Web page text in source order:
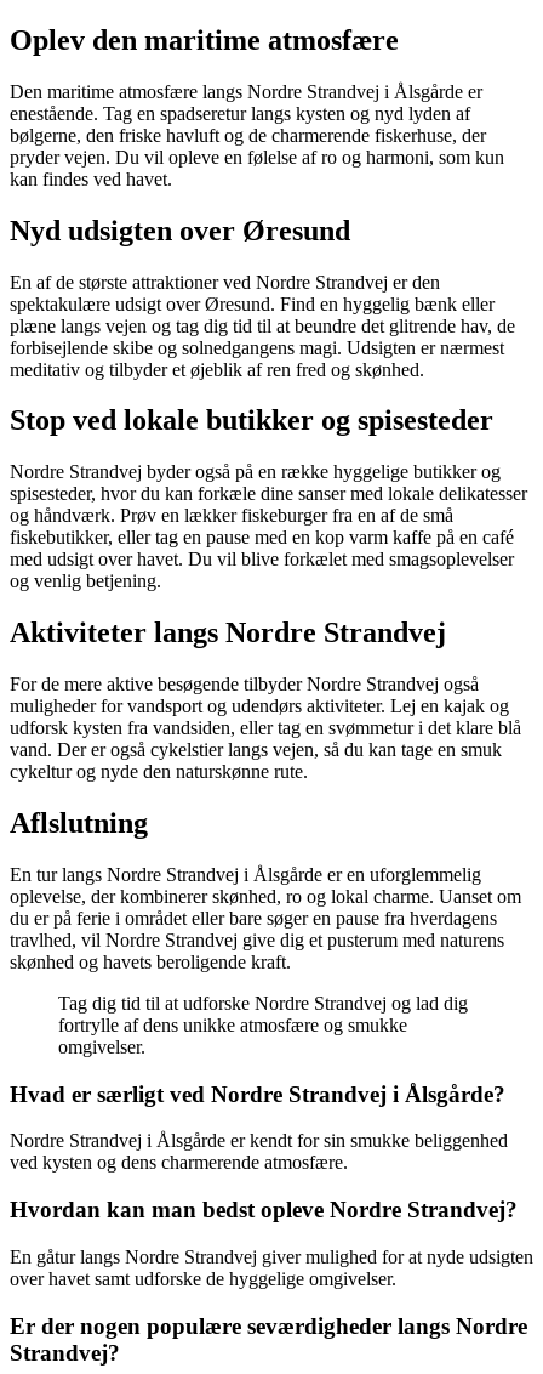
Oplev den maritime atmosfære
Den maritime atmosfære langs Nordre Strandvej i Ålsgårde er
enestående. Tag en spadseretur langs kysten og nyd lyden af
bølgerne, den friske havluft og de charmerende fiskerhuse, der
pryder vejen. Du vil opleve en følelse af ro og harmoni, som kun
kan findes ved havet.
Nyd udsigten over Øresund
En af de største attraktioner ved Nordre Strandvej er den
spektakulære udsigt over Øresund. Find en hyggelig bænk eller
plæne langs vejen og tag dig tid til at beundre det glitrende hav, de
forbisejlende skibe og solnedgangens magi. Udsigten er nærmest
meditativ og tilbyder et øjeblik af ren fred og skønhed.
Stop ved lokale butikker og spisesteder
Nordre Strandvej byder også på en række hyggelige butikker og
spisesteder, hvor du kan forkæle dine sanser med lokale delikatesser
og håndværk. Prøv en lækker fiskeburger fra en af de små
fiskebutikker, eller tag en pause med en kop varm kaffe på en café
med udsigt over havet. Du vil blive forkælet med smagsoplevelser
og venlig betjening.
Aktiviteter langs Nordre Strandvej
For de mere aktive besøgende tilbyder Nordre Strandvej også
muligheder for vandsport og udendørs aktiviteter. Lej en kajak og
udforsk kysten fra vandsiden, eller tag en svømmetur i det klare blå
vand. Der er også cykelstier langs vejen, så du kan tage en smuk
cykeltur og nyde den naturskønne rute.
Aflslutning
En tur langs Nordre Strandvej i Ålsgårde er en uforglemmelig
oplevelse, der kombinerer skønhed, ro og lokal charme. Uanset om
du er på ferie i området eller bare søger en pause fra hverdagens
travlhed, vil Nordre Strandvej give dig et pusterum med naturens
skønhed og havets beroligende kraft.
Tag dig tid til at udforske Nordre Strandvej og lad dig
fortrylle af dens unikke atmosfære og smukke
omgivelser.
Hvad er særligt ved Nordre Strandvej i Ålsgårde?
Nordre Strandvej i Ålsgårde er kendt for sin smukke beliggenhed
ved kysten og dens charmerende atmosfære.
Hvordan kan man bedst opleve Nordre Strandvej?
En gåtur langs Nordre Strandvej giver mulighed for at nyde udsigten
over havet samt udforske de hyggelige omgivelser.
Er der nogen populære seværdigheder langs Nordre
Strandvej?